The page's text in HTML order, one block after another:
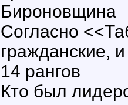
Бироновщина
Согласно
гражданские,
14 рангов
Кто был